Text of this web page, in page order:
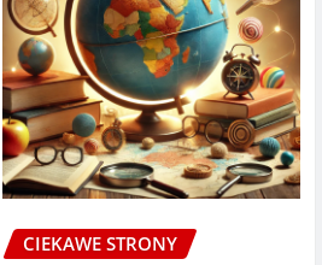
CIEKAWE STRONY